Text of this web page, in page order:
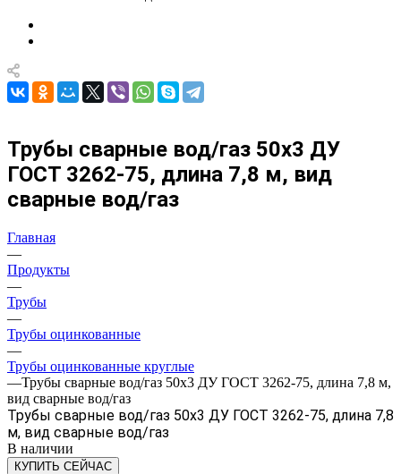
Трубы сварные вод/газ 50х3 ДУ
ГОСТ 3262-75, длина 7,8 м, вид
сварные вод/газ
Главная
—
Продукты
—
Трубы
—
Трубы оцинкованные
—
Трубы оцинкованные круглые
—Трубы сварные вод/газ 50х3 ДУ ГОСТ 3262-75, длина 7,8 м,
вид сварные вод/газ
Трубы сварные вод/газ 50х3 ДУ ГОСТ 3262-75, длина 7,8
м, вид сварные вод/газ
В наличии
КУПИТЬ СЕЙЧАС